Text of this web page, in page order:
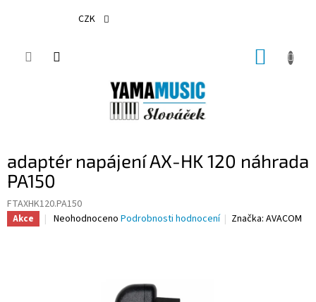
CZK
adaptér napájení AX-HK 120 náhrada
PA150
FTAXHK120.PA150
Akce
Průměrné
Neohodnoceno Podrobnosti hodnocení Značka:AVACOM